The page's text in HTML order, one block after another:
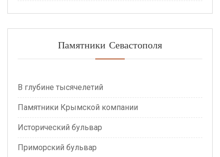
Памятники Севастополя
В глубине тысячелетий
Памятники Крымской компании
Исторический бульвар
Приморский бульвар